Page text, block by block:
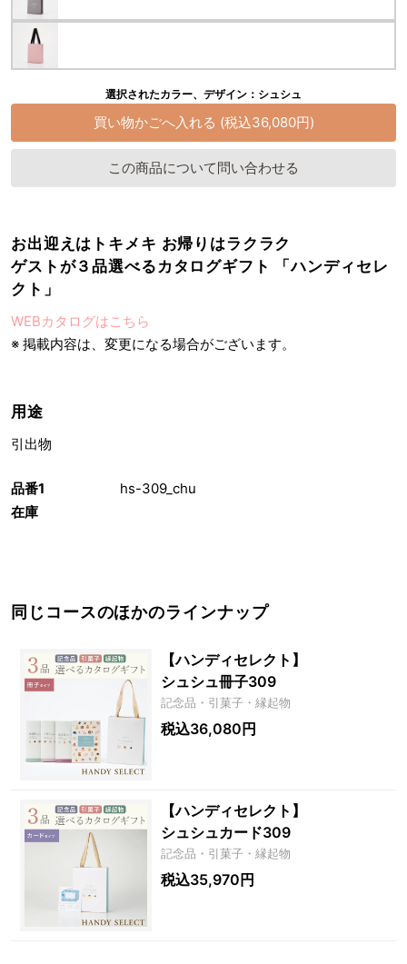
品番1
hs-309_chu
在庫
選択されたカラー、デザイン：シュシュ
この商品について問い合わせる
お出迎えはトキメキ お帰りはラクラク
ゲストが３品選べるカタログギフト 「ハンディセレ
クト」
WEBカタログはこちら
※ 掲載内容は、変更になる場合がございます。
用途
引出物
同じコースのほかのラインナップ
【ハンディセレクト】
シュシュ冊子309
記念品・引菓子・縁起物
税込36,080円
【ハンディセレクト】
シュシュカード309
記念品・引菓子・縁起物
税込35,970円